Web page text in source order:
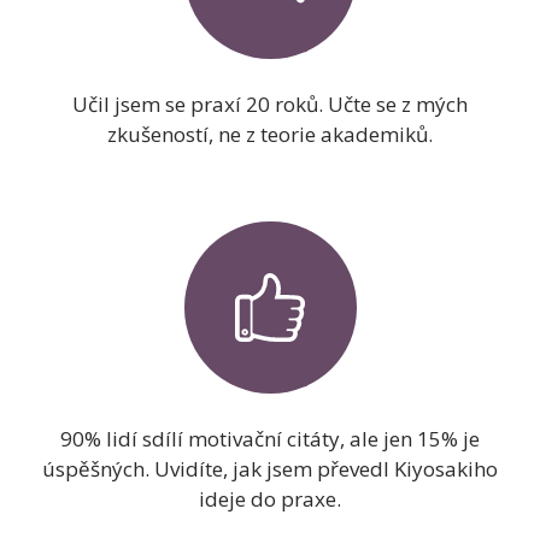
Učil jsem se praxí 20 roků. Učte se z mých
zkušeností, ne z teorie akademiků.
90% lidí sdílí motivační citáty, ale jen 15% je
úspěšných. Uvidíte, jak jsem převedl Kiyosakiho
ideje do praxe.